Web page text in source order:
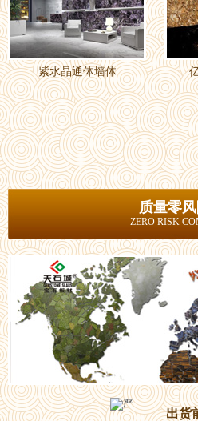
紫水晶通体墙体
质量零
ZERO RISK
出货